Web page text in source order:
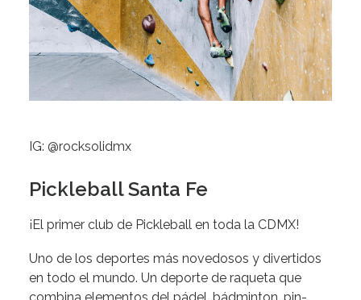
IG: @rocksolidmx
Pickleball Santa Fe
¡El primer club de Pickleball en toda la CDMX!
Uno de los deportes más novedosos y divertidos
en todo el mundo. Un deporte de raqueta que
combina elementos del pádel, bádminton, pin-